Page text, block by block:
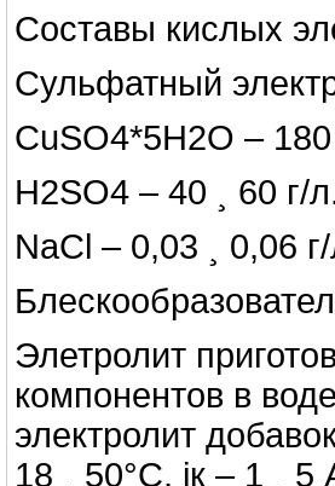
Составы кислых
Сульфатный
CuSO4*5H2O – 180
Н2SO4 – 40 ¸ 60 г/
NaCl – 0,03 ¸ 0,06
Элетролит
компонентов в
электролит
18 ¸ 50°С, iк – 1 ¸